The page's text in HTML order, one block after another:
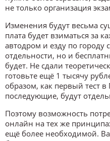
не только организация
Изменения будут весьма
плата будет взиматься за
автодром и езду по городу
отдельности, но и
будет. Не сдали
готовьте ещё 1 тысячу
образом, как первый тест в
последующие, будут
Поэтому возможность
онлайн на тех же
ещё более необходимой.